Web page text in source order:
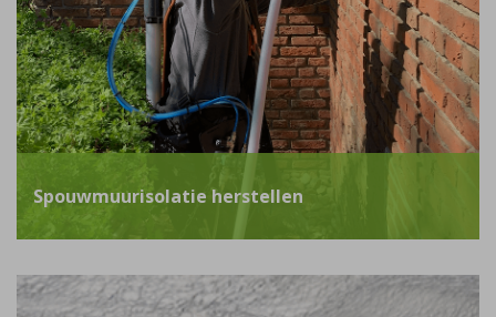
Spouwmuurisolatie herstellen